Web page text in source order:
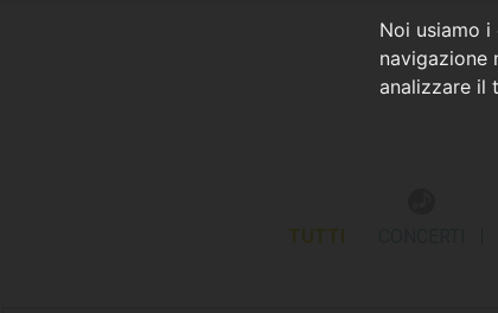
Noi usiamo
navigazione
analizzare il
TUTTI